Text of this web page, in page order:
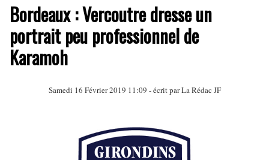
Bordeaux : Vercoutre dresse un
portrait peu professionnel de
Karamoh
Samedi 16 Février 2019 11:09 - écrit par La Rédac JF